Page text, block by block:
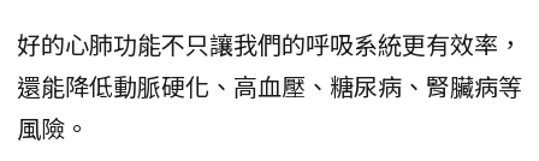
好的心肺功能不只讓我們的呼吸系統更有效率，
還能降低動脈硬化、高血壓、糖尿病、腎臟病等
風險。